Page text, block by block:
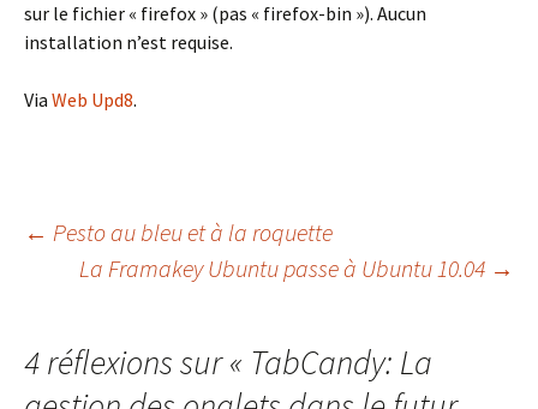
sur le fichier « firefox » (pas « firefox-bin »). Aucun
installation n’est requise.
Via Web Upd8.
Navigation
← Pesto au bleu et à la roquette
La Framakey Ubuntu passe à Ubuntu 10.04 →
4 réflexions sur « TabCandy: La